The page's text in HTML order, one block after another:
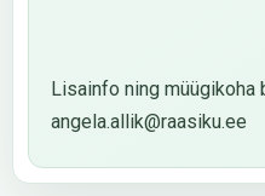
Lisainfo ning müügikoha
angela.allik@raasiku.ee